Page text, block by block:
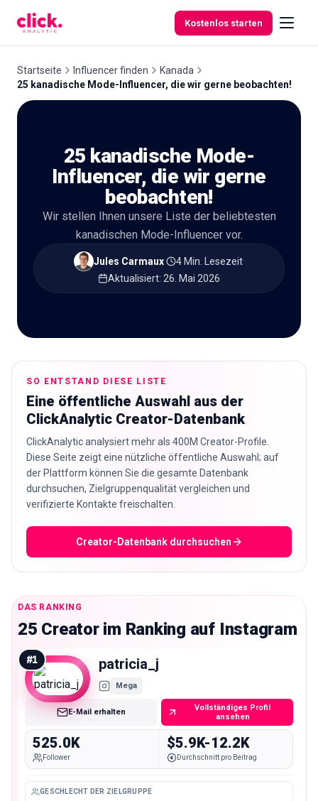
Kostenlos starten
Kostenlose
Tools
Startseite Influencer finden
Kanada
25 kanadische Mode-Influencer, die wir gerne beobachten!
25 kanadische Mode-
Influencer, die wir gerne
beobachten!
Wir stellen Ihnen unsere Liste der beliebtesten
kanadischen Mode-Influencer vor.
Jules Carmaux· 4 Min. Lesezeit·
Aktualisiert: 26. Mai 2026
SO ENTSTAND DIESE LISTE
Eine öffentliche Auswahl aus der
ClickAnalytic Creator-Datenbank
ClickAnalytic analysiert mehr als 400M Creator-Profile.
Diese Seite zeigt eine nützliche öffentliche Auswahl; auf
der Plattform können Sie die gesamte Datenbank
durchsuchen, Zielgruppenqualität vergleichen und
verifizierte Kontakte freischalten.
Creator-Datenbank durchsuchen
DAS RANKING
25 Creator im Ranking auf Instagram
#1 patricia_j
Mega
E-Mail erhalten
Vollständiges Profil
ansehen
525.0K
Follower
$5.9K-12.2K
Durchschnitt pro Beitrag
GESCHLECHT DER ZIELGRUPPE